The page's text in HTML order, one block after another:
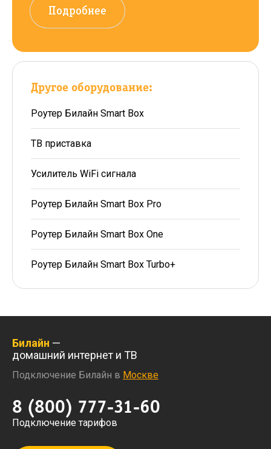
Подробнее
Другое оборудование:
Роутер Билайн Smart Box
ТВ приставка
Усилитель WiFi сигнала
Роутер Билайн Smart Box Pro
Роутер Билайн Smart Box One
Роутер Билайн Smart Box Turbo+
Билайн —
домашний интернет и ТВ
Подключение Билайн в Москве
8 (800) 777-31-60
Подключение тарифов